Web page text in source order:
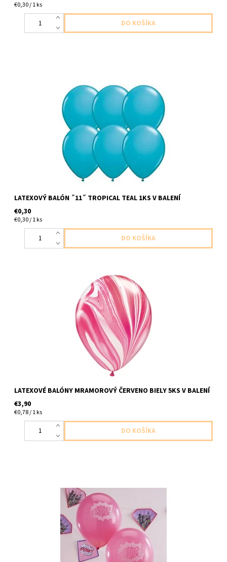
€0,30 / 1 ks
latexovy balon ,,11,, tropicka modra zelena 1ks v baleni velkost
cca do 28cm dodavame nenafukany
LATEXOVÝ BALÓN ˝11˝ TROPICAL TEAL 1KS V BALENÍ
€0,30
€0,30 / 1 ks
latexovy balon mramorovy 5ks v baleni veľkosť cca 28cm
dodavame nenafukany
LATEXOVÉ BALÓNY MRAMOROVÝ ČERVENO BIELY 5KS V BALENÍ
€3,90
€0,78 / 1 ks
latexove balony pop 10ks v balení velkost cca do 28cm
dodavame nenafukane